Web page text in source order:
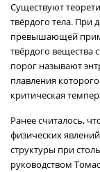
Существуют
твёрдого тела. При
превышающей
твёрдого вещества
порог называют
плавления
критическая
Ранее считалось,
физических
структуры при
руководством